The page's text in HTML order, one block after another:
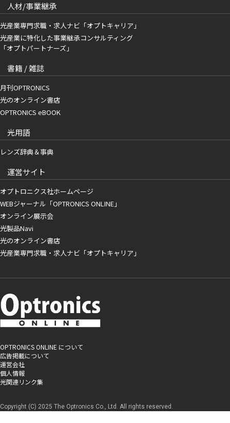
人材/事業継承
光産業専門求職・求人ナビ「オプトキャリア」
光産業に特化した事業継承コンサルティング
「オプトパートナーズ」
書籍 / 雑誌
月刊OPTRONICS
光のオンライン書店
OPTRONICS eBOOK
光用語
レンズ辞典＆事典
運営サイト
オプトロニクス社ホームページ
WEBジャーナル「OPTRONICS ONLINE」
オンライン展示会
光製品Navi
光のオンライン書店
光産業専門求職・求人ナビ「オプトキャリア」
OPTRONICS ONLINE について
広告掲載について
運営会社
個人情報
光関連リンク集
Copyright (C) 2025 The Optronics Co., Ltd. All rights reserved.